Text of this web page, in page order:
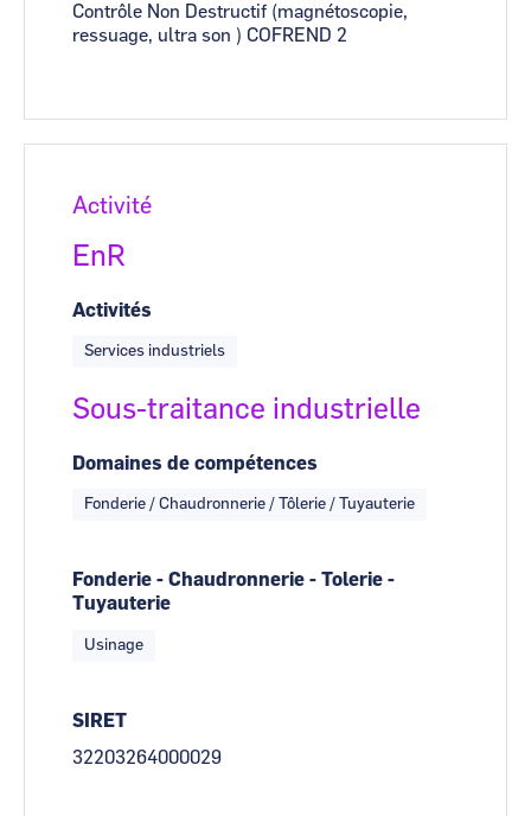
Contrôle Non Destructif (magnétoscopie,
ressuage, ultra son ) COFREND 2
Activité
EnR
Activités
Services industriels
Sous-traitance industrielle
Domaines de compétences
Fonderie / Chaudronnerie / Tôlerie / Tuyauterie
Fonderie - Chaudronnerie - Tolerie -
Tuyauterie
Usinage
SIRET
32203264000029